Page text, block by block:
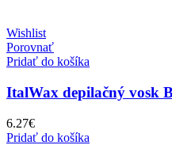
Wishlist
Porovnať
Pridať do košíka
ItalWax depilačný vosk
6.27€
Pridať do košíka